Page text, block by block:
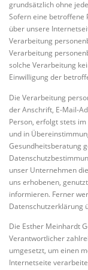
grundsätzlich ohne
Sofern eine betroffene
über unsere
Verarbeitung
Verarbeitung
solche Verarbeitung
Einwilligung der
Die Verarbeitung
der Anschrift, E-Mail-
Person, erfolgt stets
und in
Gesundheitsberatung
unser Unternehmen
uns erhobenen,
informieren. Ferner
Datenschutzerklärung
Die Esther Meinhardt
Verantwortlicher
umgesetzt, um einen
Internetseite